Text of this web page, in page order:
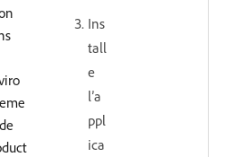
Ins
tall
e
l’a
ppl
ica